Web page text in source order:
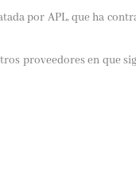
por APL, que ha
proveedores en que